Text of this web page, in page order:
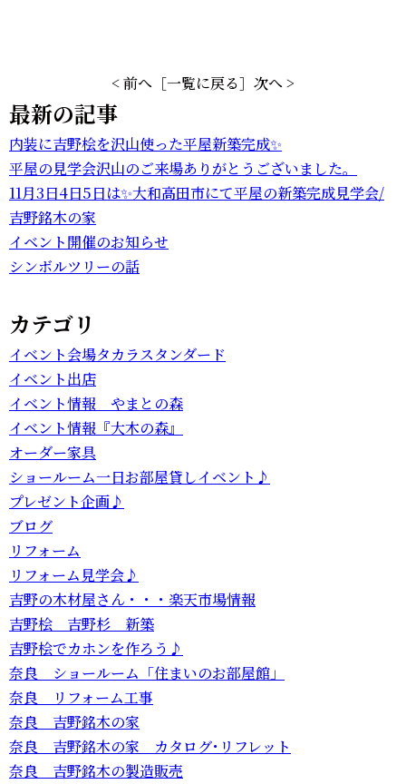
< 前へ ［一覧に戻る］ 次へ >
最新の記事
内装に吉野桧を沢山使った平屋新築完成✨
平屋の見学会沢山のご来場ありがとうございました。
11月3日4日5日は✨大和高田市にて平屋の新築完成見学会/
吉野銘木の家
イベント開催のお知らせ
シンボルツリーの話
カテゴリ
イベント会場タカラスタンダード
イベント出店
イベント情報 やまとの森
イベント情報『大木の森』
オーダー家具
ショールーム一日お部屋貸しイベント♪
プレゼント企画♪
ブログ
リフォーム
リフォーム見学会♪
吉野の木材屋さん・・・楽天市場情報
吉野桧 吉野杉 新築
吉野桧でカホンを作ろう♪
奈良 ショールーム「住まいのお部屋館」
奈良 リフォーム工事
奈良 吉野銘木の家
奈良 吉野銘木の家 カタログ･リフレット
奈良 吉野銘木の製造販売